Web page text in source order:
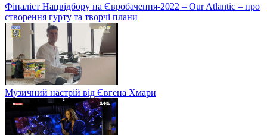
Фіналіст Нацвідбору на Євробачення-2022 – Our Atlantic – про
створення гурту та творчі плани
Музичний настрій від Євгена Хмари